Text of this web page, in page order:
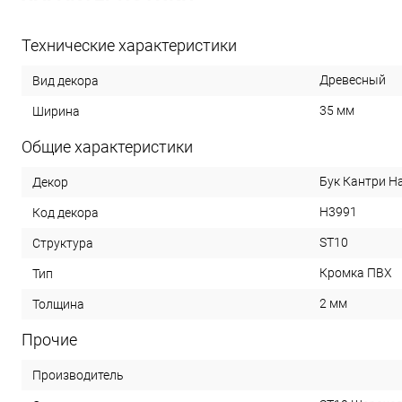
Технические характеристики
Вид декора Древесный
Ширина 35 мм
Общие характеристики
Декор Бук Кантри
Код декора H3991
Структура ST10
Тип Кромка ПВХ
Толщина 2 мм
Прочие
Производитель